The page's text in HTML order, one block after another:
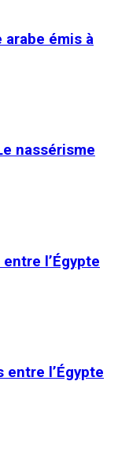
émis à
nassérisme
l’Égypte
entre l’Égypte